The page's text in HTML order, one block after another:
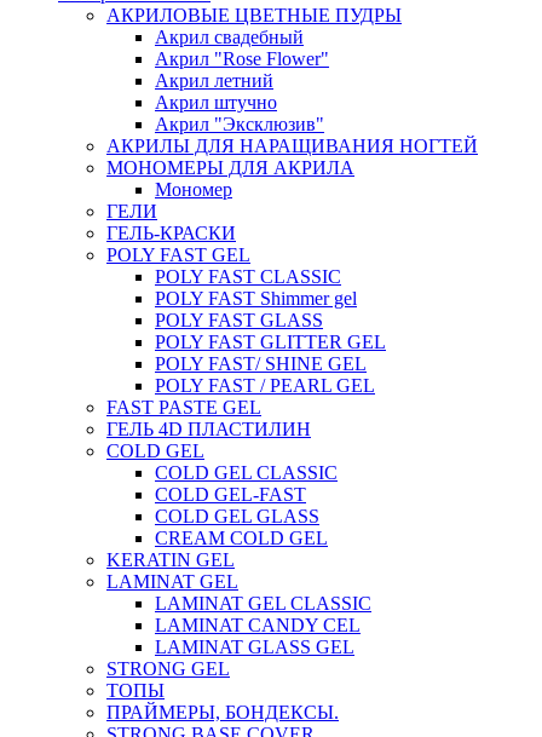
АКРИЛОВЫЕ ЦВЕТНЫЕ ПУДРЫ
Акрил свадебный
Акрил "Rose Flower"
Акрил летний
Акрил штучно
Акрил "Эксклюзив"
АКРИЛЫ ДЛЯ НАРАЩИВАНИЯ НОГТЕЙ
МОНОМЕРЫ ДЛЯ АКРИЛА
Мономер
ГЕЛИ
ГЕЛЬ-КРАСКИ
POLY FAST GEL
POLY FAST CLASSIC
POLY FAST Shimmer gel
POLY FAST GLASS
POLY FAST GLITTER GEL
POLY FAST/ SHINE GEL
POLY FAST / PEARL GEL
FAST PASTE GEL
ГЕЛЬ 4D ПЛАСТИЛИН
COLD GEL
COLD GEL CLASSIC
COLD GEL-FAST
COLD GEL GLASS
CREAM COLD GEL
KERATIN GEL
LAMINAT GEL
LAMINAT GEL CLASSIС
LAMINAT CANDY CEL
LAMINAT GLASS GEL
STRONG GEL
ТОПЫ
ПРАЙМЕРЫ, БОНДЕКСЫ.